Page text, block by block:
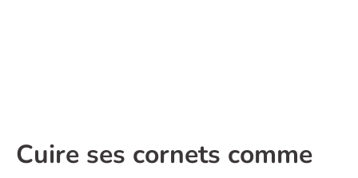
Cuire ses cornets comme